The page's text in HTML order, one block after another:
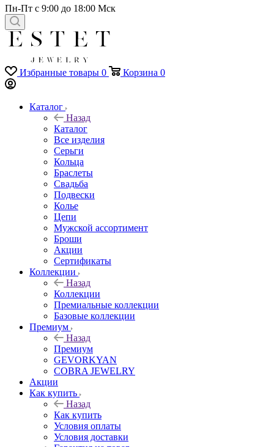
Пн-Пт с 9:00 до 18:00 Мск
Избранные товары 0 Корзина 0
Каталог
Назад
Каталог
Все изделия
Серьги
Кольца
Браслеты
Свадьба
Подвески
Колье
Цепи
Мужской ассортимент
Броши
Акции
Сертификаты
Коллекции
Назад
Коллекции
Премиальные коллекции
Базовые коллекции
Премиум
Назад
Премиум
GEVORKYAN
COBRA JEWELRY
Акции
Как купить
Назад
Как купить
Условия оплаты
Условия доставки